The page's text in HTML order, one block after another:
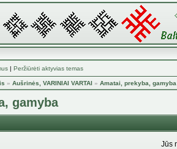
| Peržiūrėti aktyvias temas
» Aušrinės, VARINIAI VARTAI » Amatai, prekyba, gamyba
gamyba
Jūs